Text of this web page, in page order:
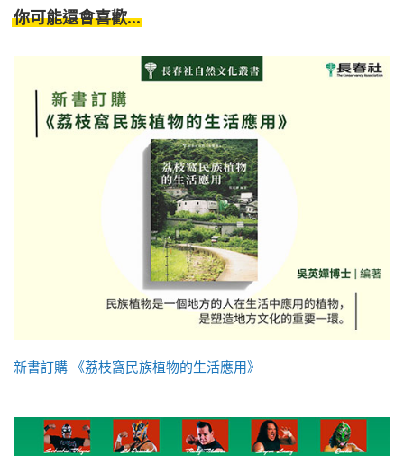
你可能還會喜歡...
新書訂購 《荔枝窩民族植物的生活應用》